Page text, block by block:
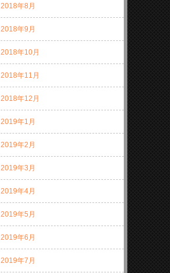
2018年8月
2018年9月
2018年10月
2018年11月
2018年12月
2019年1月
2019年2月
2019年3月
2019年4月
2019年5月
2019年6月
2019年7月